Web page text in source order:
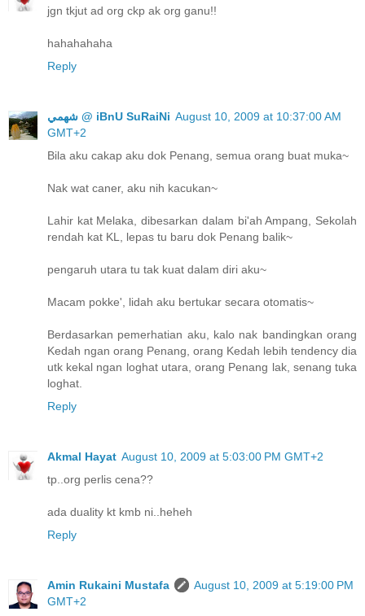
jgn tkjut ad org ckp ak org ganu!!
hahahahaha
Reply
ﺷﻬﻤﻲ @ iBnU SuRaiNi August 10, 2009 at 10:37:00 AM
GMT+2
Bila aku cakap aku dok Penang, semua orang buat muka~
Nak wat caner, aku nih kacukan~
Lahir kat Melaka, dibesarkan dalam bi'ah Ampang, Sekolah
rendah kat KL, lepas tu baru dok Penang balik~
pengaruh utara tu tak kuat dalam diri aku~
Macam pokke', lidah aku bertukar secara otomatis~
Berdasarkan pemerhatian aku, kalo nak bandingkan orang
Kedah ngan orang Penang, orang Kedah lebih tendency dia
utk kekal ngan loghat utara, orang Penang lak, senang tuka
loghat.
Reply
Akmal Hayat August 10, 2009 at 5:03:00 PM GMT+2
tp..org perlis cena??
ada duality kt kmb ni..heheh
Reply
Amin Rukaini Mustafa
August 10, 2009 at 5:19:00 PM
GMT+2